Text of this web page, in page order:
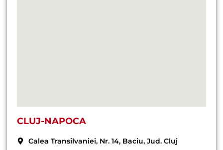
CLUJ-NAPOCA
Calea Transilvaniei, Nr. 14, Baciu, Jud. Cluj